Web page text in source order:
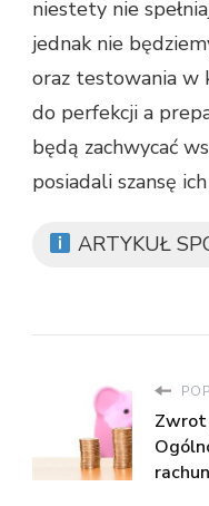
niestety nie
jednak nie
oraz testowania w
do perfekcji a
będą zachwycać
posiadali szansę
ARTYKUŁ
Zwrot